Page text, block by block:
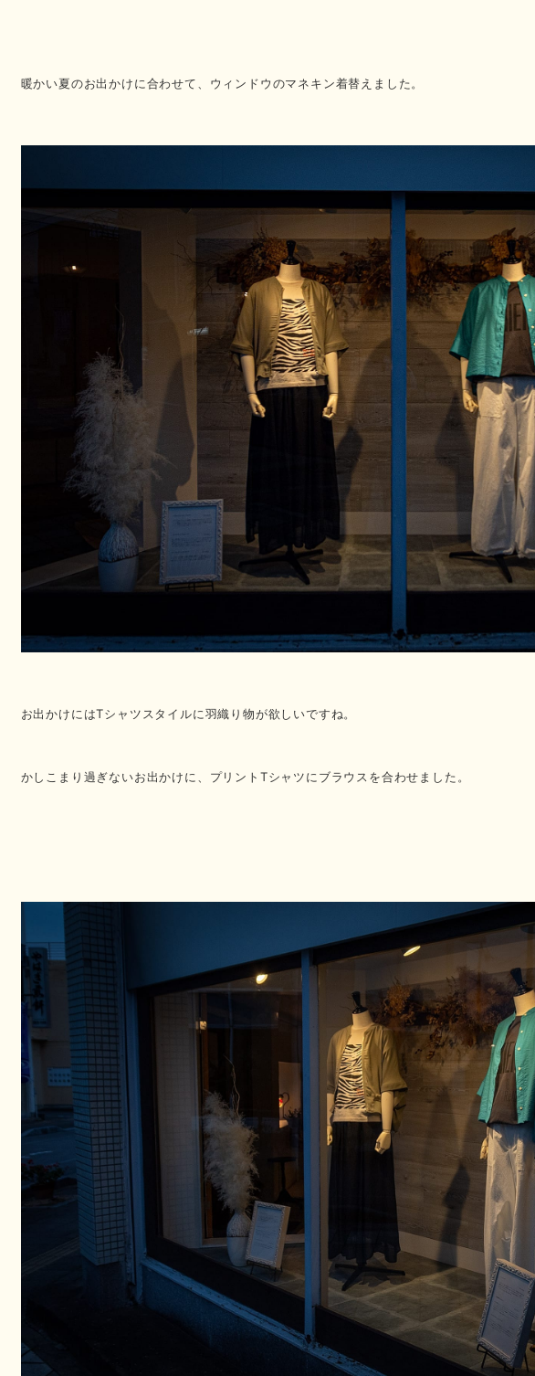
暖かい夏のお出かけに合わせて、ウィンドウのマネキン着替えました。
お出かけにはTシャツスタイルに羽織り物が欲しいですね。
かしこまり過ぎないお出かけに、プリントTシャツにブラウスを合わせました。